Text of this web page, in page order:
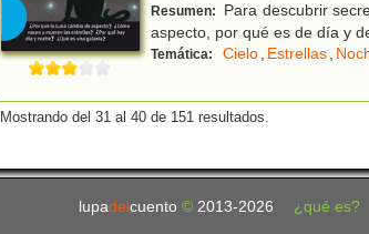
Resumen:
Para descubrir
aspecto, por qué es de día y
Temática: Cielo, Estrellas,
Mostrando del 31 al 40 de 151 resultados.
lupadelcuento © 2013-2026 ¿qué es?